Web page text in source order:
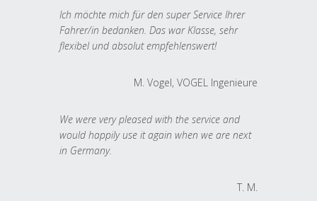
Ich möchte mich für den super Service Ihrer
Fahrer/in bedanken. Das war Klasse, sehr
flexibel und absolut empfehlenswert!
M. Vogel, VOGEL Ingenieure
We were very pleased with the service and
would happily use it again when we are next
in Germany.
T. M.